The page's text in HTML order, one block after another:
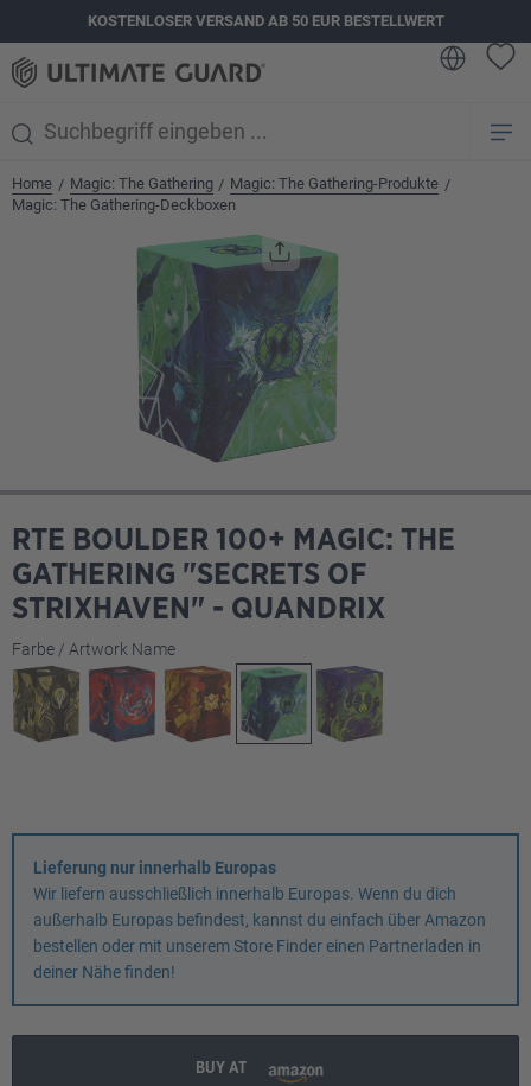
springenKOSTENLOSER VERSAND AB 50 EUR BESTELLWERT
Home / Magic: The Gathering / Magic: The Gathering-Produkte /
Magic: The Gathering-Deckboxen
Bildergalerie überspringen
RTE BOULDER 100+ MAGIC: THE
GATHERING "SECRETS OF
STRIXHAVEN" - QUANDRIX
Farbe / Artwork Nameauswählen
Lieferung nur innerhalb Europas
Wir liefern ausschließlich innerhalb Europas. Wenn du dich
außerhalb Europas befindest, kannst du einfach über Amazon
bestellen oder mit unserem Store Finder einen Partnerladen in
deiner Nähe finden!
BUY AT